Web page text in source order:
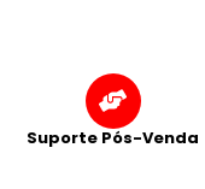
Suporte Pós-Venda